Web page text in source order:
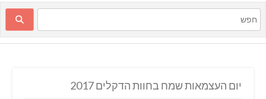
יום העצמאות שמח בחוות הדקלים 2017